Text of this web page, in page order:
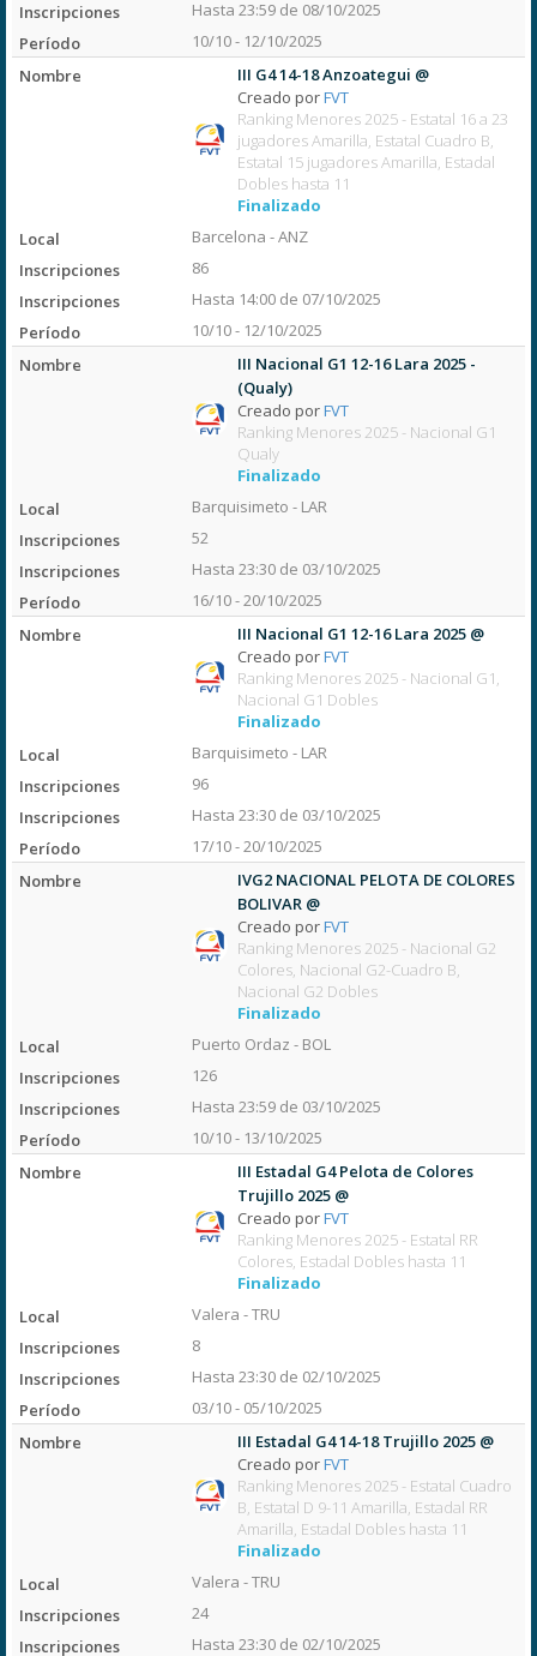
Hasta 23:59 de 08/10/2025
10/10 - 12/10/2025
III G4 14-18 Anzoategui @
Creado porFVT
Ranking Menores 2025 - Estatal 16 a 23
jugadores Amarilla, Estatal Cuadro B,
Estatal 15 jugadores Amarilla, Estadal
Dobles hasta 11
Finalizado
Barcelona - ANZ
86
Hasta 14:00 de 07/10/2025
10/10 - 12/10/2025
III Nacional G1 12-16 Lara 2025 -
(Qualy)
Creado porFVT
Ranking Menores 2025 - Nacional G1
Qualy
Finalizado
Barquisimeto - LAR
52
Hasta 23:30 de 03/10/2025
16/10 - 20/10/2025
III Nacional G1 12-16 Lara 2025 @
Creado porFVT
Ranking Menores 2025 - Nacional G1,
Nacional G1 Dobles
Finalizado
Barquisimeto - LAR
96
Hasta 23:30 de 03/10/2025
17/10 - 20/10/2025
IVG2 NACIONAL PELOTA DE COLORES
BOLIVAR @
Creado porFVT
Ranking Menores 2025 - Nacional G2
Colores, Nacional G2-Cuadro B,
Nacional G2 Dobles
Finalizado
Puerto Ordaz - BOL
126
Hasta 23:59 de 03/10/2025
10/10 - 13/10/2025
III Estadal G4 Pelota de Colores
Trujillo 2025 @
Creado porFVT
Ranking Menores 2025 - Estatal RR
Colores, Estadal Dobles hasta 11
Finalizado
Valera - TRU
8
Hasta 23:30 de 02/10/2025
03/10 - 05/10/2025
III Estadal G4 14-18 Trujillo 2025 @
Creado porFVT
Ranking Menores 2025 - Estatal Cuadro
B, Estatal D 9-11 Amarilla, Estadal RR
Amarilla, Estadal Dobles hasta 11
Finalizado
Valera - TRU
24
Hasta 23:30 de 02/10/2025